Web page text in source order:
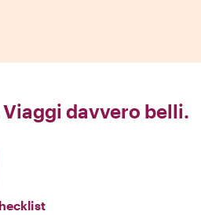
davvero belli.